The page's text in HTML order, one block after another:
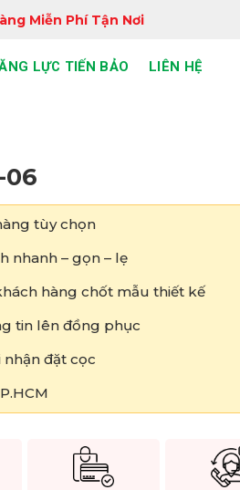
Miễn Phí Tận Nơi
LỰC TIẾN BẢO LIÊN HỆ
06
tùy chọn
nhanh – gọn – lẹ
hàng chốt mẫu thiết kế
tin lên đồng phục
nhận đặt cọc